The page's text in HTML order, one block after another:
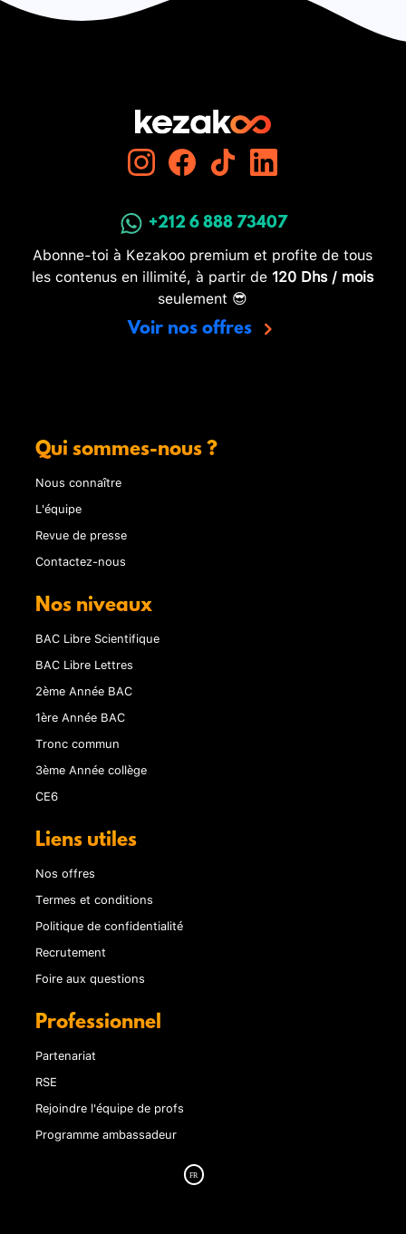
+212 6 888 73407
Abonne-toi à Kezakoo premium et profite de tous
les contenus en illimité, à partir de 120 Dhs / mois
seulement 😎
Voir nos offres
Qui sommes-nous ?
Nous connaître
L'équipe
Revue de presse
Contactez-nous
Nos niveaux
BAC Libre Scientifique
BAC Libre Lettres
2ème Année BAC
1ère Année BAC
Tronc commun
3ème Année collège
CE6
Liens utiles
Nos offres
Termes et conditions
Politique de confidentialité
Recrutement
Foire aux questions
Professionnel
Partenariat
RSE
Rejoindre l'équipe de profs
Programme ambassadeur